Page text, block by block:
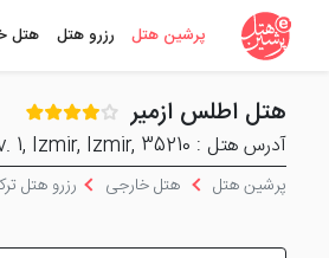
پرشین هتل رزرو هتل هتل
هتل اطلس ازمیر
آدرس هتل : Sair Esref Blv. 1, Izmir, Izmir, 35210
پرشین هتل هتل خارجی رزرو هتل